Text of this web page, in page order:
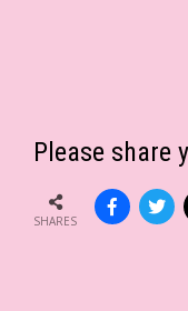
Please share
SHARES